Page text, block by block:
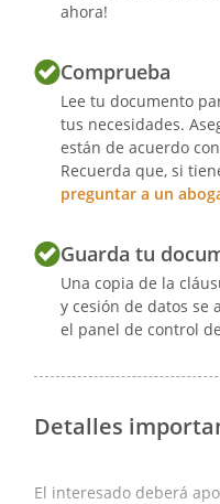
ahora!
Comprueba
Lee tu documento
tus necesidades.
están de acuerdo
Recuerda que, si
preguntar a un
Guarda tu
Una copia de la
y cesión de datos se
el panel de control
Detalles
El interesado deberá